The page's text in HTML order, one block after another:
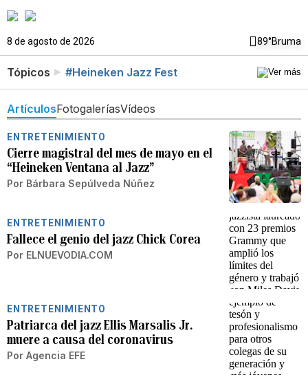
8 de agosto de 2026 89°Bruma
Tópicos #Heineken Jazz Fest
ArtículosFotogaleríasVídeos
ENTRETENIMIENTO
Cierre magistral del mes de mayo en el
“Heineken Ventana al Jazz”
Por Bárbara Sepúlveda Núñez
ENTRETENIMIENTO
Fallece el genio del jazz Chick Corea
Por ELNUEVODIA.COM
ENTRETENIMIENTO
Patriarca del jazz Ellis Marsalis Jr.
muere a causa del coronavirus
Por Agencia EFE